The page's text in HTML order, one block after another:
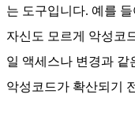
는 도구입니다. 예를
자신도 모르게 악성코
일 액세스나 변경과 같
악성코드가 확산되기